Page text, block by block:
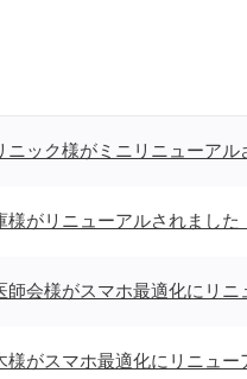
ニック様がミニリニューアル
様がリニューアルされました
師会様がスマホ最適化にリニ
様がスマホ最適化にリニュー